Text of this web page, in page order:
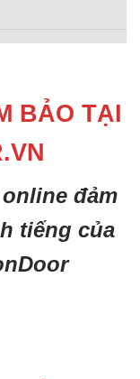
BẢO TẠI
đảm
tiếng của